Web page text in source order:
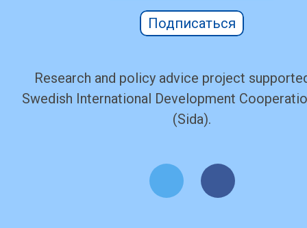
Подписаться
Research and policy advice project
Swedish International Development
(Sida).